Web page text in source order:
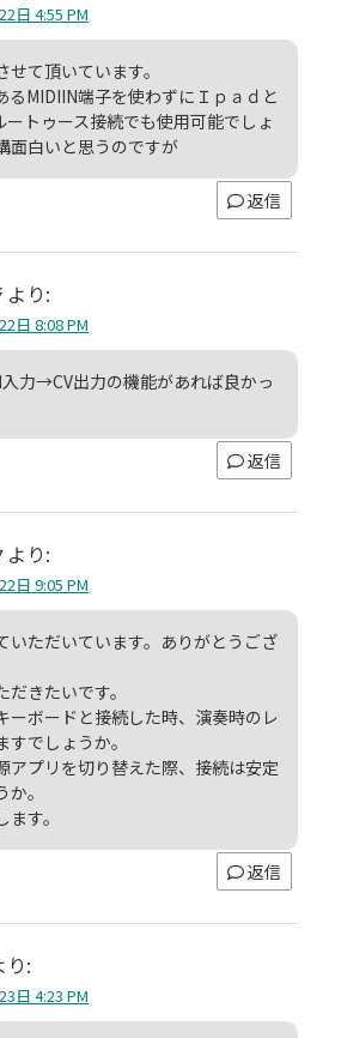
日 4:55 PM
て頂いています。
るMIDIIN端子を使わずにＩｐａｄと
トゥース接続でも使用可能でしょ
面白いと思うのですが
返信
より:
日 8:08 PM
力→CV出力の機能があれば良かっ
返信
より:
日 9:05 PM
いただいています。ありがとうござ
きたいです。
ボードと接続した時、演奏時のレ
でしょうか。
プリを切り替えた際、接続は安定
。
す。
返信
り:
日 4:23 PM